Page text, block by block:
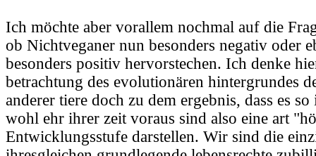
Ich möchte aber vorallem nochmal auf die
ob Nichtveganer nun besonders negativ oder
besonders positiv hervorstechen. Ich denke
betrachtung des evolutionären hintergrundes
anderer tiere doch zu dem ergebnis, dass es so
wohl ehr ihrer zeit voraus sind also eine art
Entwicklungsstufe darstellen. Wir sind die